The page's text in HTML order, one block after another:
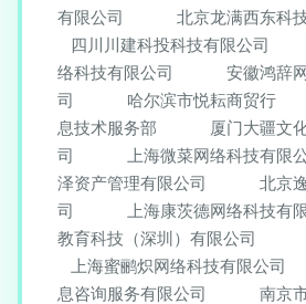
有限公司
北京龙满西东科
四川川建科投科技有限公司
络科技有限公司
安徽鸿辞
司
哈尔滨市悦耘商贸行
息技术服务部
厦门大疆文
司
上海微菜网络科技有限
泽资产管理有限公司
北京
司
上海康茨德网络科技有
教育科技（深圳）有限公司
上海蜜鹂炽网络科技有限公司
息咨询服务有限公司
南京